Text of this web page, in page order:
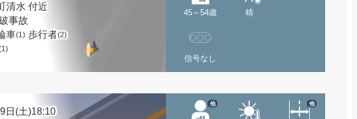
清水 付近
事故
車(1) 歩行者(2)
45～54歳 晴
信号なし
日(土)18:10
他 他